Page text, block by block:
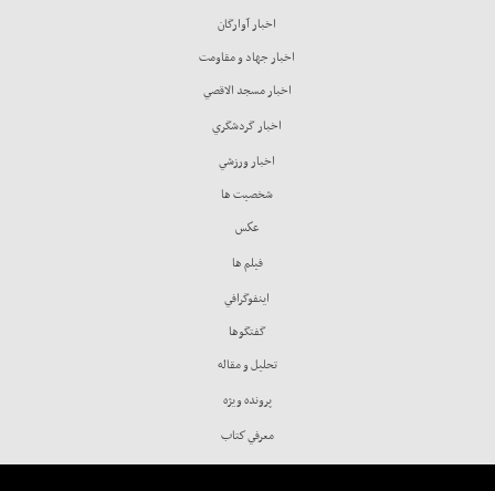
اخبار آوارگان
اخبار جهاد و مقاومت
اخبار مسجد الاقصي
اخبار گردشگري
اخبار ورزشي
شخصيت ها
عكس
فيلم ها
اينفوگرافي
گفتگوها
تحليل و مقاله
پرونده ويژه
معرفي كتاب